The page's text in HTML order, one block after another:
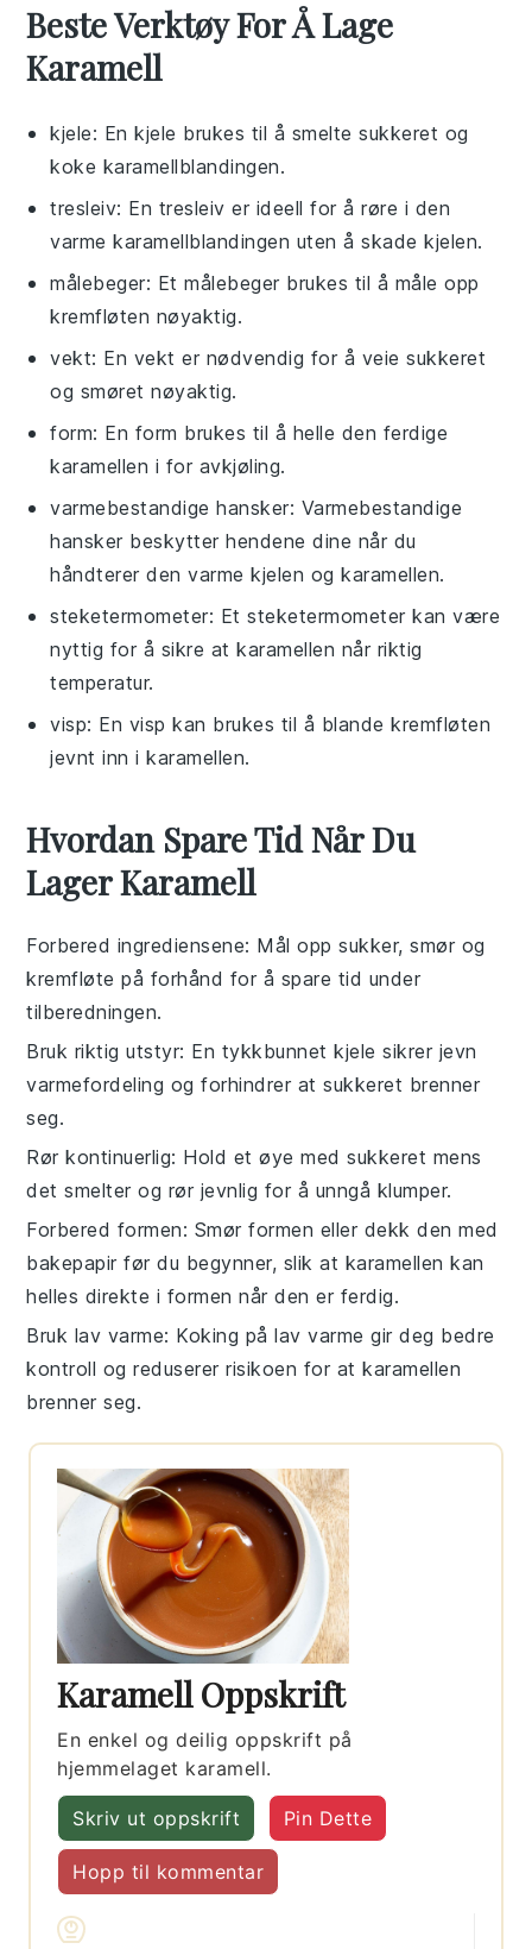
Beste Verktøy For Å Lage
Karamell
kjele: En kjele brukes til å smelte sukkeret og
koke karamellblandingen.
tresleiv: En tresleiv er ideell for å røre i den
varme karamellblandingen uten å skade kjelen.
målebeger: Et målebeger brukes til å måle opp
kremfløten nøyaktig.
vekt: En vekt er nødvendig for å veie sukkeret
og smøret nøyaktig.
form: En form brukes til å helle den ferdige
karamellen i for avkjøling.
varmebestandige hansker: Varmebestandige
hansker beskytter hendene dine når du
håndterer den varme kjelen og karamellen.
steketermometer: Et steketermometer kan være
nyttig for å sikre at karamellen når riktig
temperatur.
visp: En visp kan brukes til å blande kremfløten
jevnt inn i karamellen.
Hvordan Spare Tid Når Du
Lager Karamell
Forbered ingrediensene: Mål oppsukker,smør og
kremfløte på forhånd for å spare tid under
tilberedningen.
Bruk riktig utstyr: En tykkbunnet kjele sikrer jevn
varmefordeling og forhindrer atsukkeret brenner
seg.
Rør kontinuerlig: Hold et øye medsukkeret mens
det smelter og rør jevnlig for å unngå klumper.
Forbered formen: Smør formen eller dekk den med
bakepapir før du begynner, slik at karamellen kan
helles direkte i formen når den er ferdig.
Bruk lav varme: Koking på lav varme gir deg bedre
kontroll og reduserer risikoen for atkaramellen
brenner seg.
Karamell Oppskrift
En enkel og deilig oppskrift på
hjemmelaget karamell.
Skriv ut oppskrift Pin Dette
Hopp til kommentar